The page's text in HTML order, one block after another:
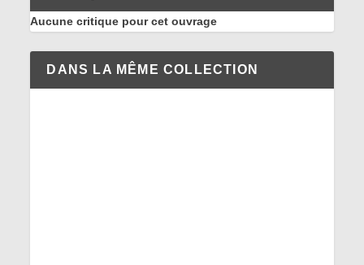
Aucune critique pour cet ouvrage
DANS LA MÊME COLLECTION